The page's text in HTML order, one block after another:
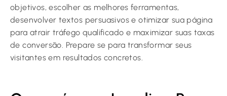
objetivos, escolher as melhores ferramentas,
desenvolver textos persuasivos e otimizar sua página
para atrair tráfego qualificado e maximizar suas taxas
de conversão. Prepare se para transformar seus
visitantes em resultados concretos.